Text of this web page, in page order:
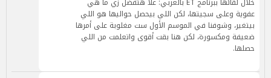
عفوية وعلى سجيتها، لكن اللي بيحصل حواليها هو اللي
بيتغير، وشوفنا في الموسم الأول ست مغلوبة على أمرها
ضعيفة ومكسورة، لكن هنا بقت أقوى واتعلمت من اللي
حصلها.